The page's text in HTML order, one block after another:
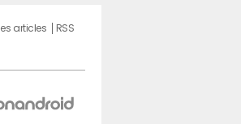
articles
RSS